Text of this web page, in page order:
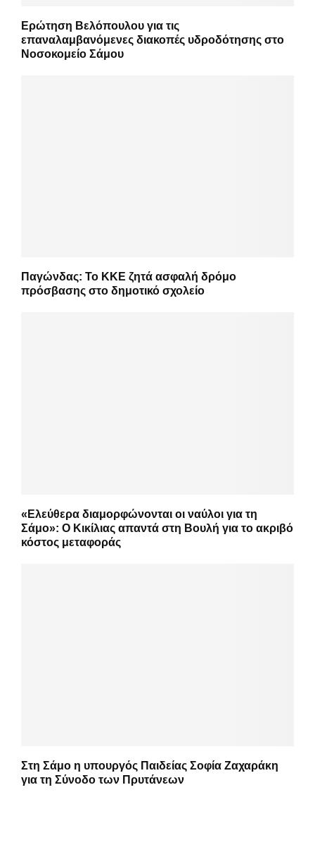
Ερώτηση Βελόπουλου για τις
επαναλαμβανόμενες διακοπές υδροδότησης στο
Νοσοκομείο Σάμου
Παγώνδας: Το ΚΚΕ ζητά ασφαλή δρόμο
πρόσβασης στο δημοτικό σχολείο
«Ελεύθερα διαμορφώνονται οι ναύλοι για τη
Σάμο»: Ο Κικίλιας απαντά στη Βουλή για το ακριβό
κόστος μεταφοράς
Στη Σάμο η υπουργός Παιδείας Σοφία Ζαχαράκη
για τη Σύνοδο των Πρυτάνεων